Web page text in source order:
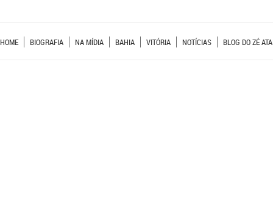
HOME BIOGRAFIA NA MÍDIA BAHIA VITÓRIA NOTÍCIAS BLOG DO ZÉ